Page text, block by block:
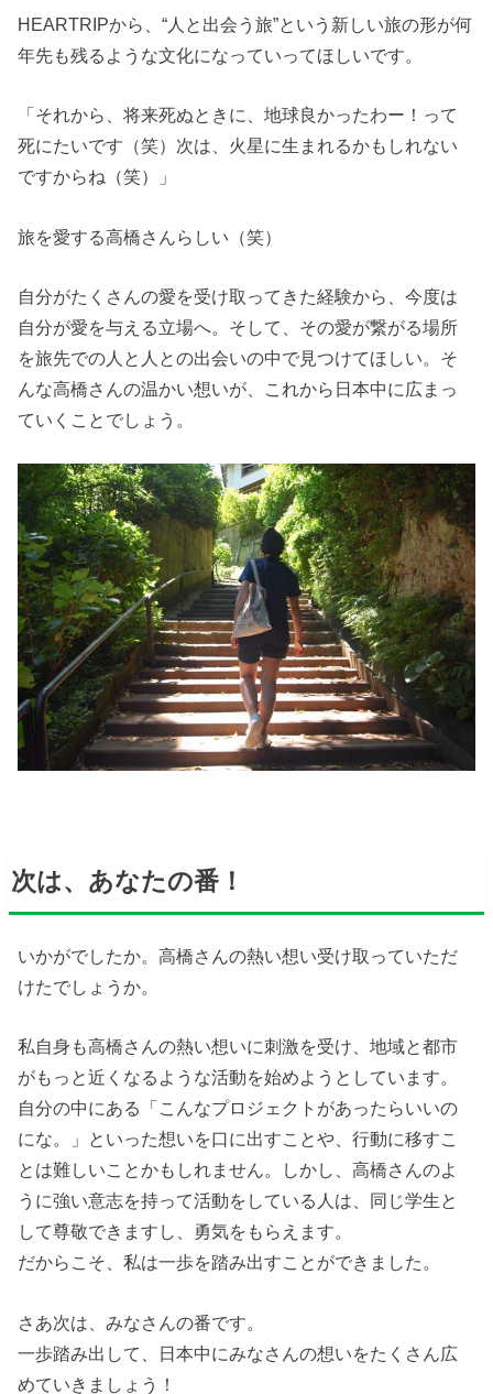
HEARTRIPから、“人と出会う旅”という新しい旅の形が何
年先も残るような文化になっていってほしいです。
「それから、将来死ぬときに、地球良かったわー！って
死にたいです（笑）次は、火星に生まれるかもしれない
ですからね（笑）」
旅を愛する高橋さんらしい（笑）
自分がたくさんの愛を受け取ってきた経験から、今度は
自分が愛を与える立場へ。そして、その愛が繋がる場所
を旅先での人と人との出会いの中で見つけてほしい。そ
んな高橋さんの温かい想いが、これから日本中に広まっ
ていくことでしょう。
次は、あなたの番！
いかがでしたか。高橋さんの熱い想い受け取っていただ
けたでしょうか。
私自身も高橋さんの熱い想いに刺激を受け、地域と都市
がもっと近くなるような活動を始めようとしています。
自分の中にある「こんなプロジェクトがあったらいいの
にな。」といった想いを口に出すことや、行動に移すこ
とは難しいことかもしれません。しかし、高橋さんのよ
うに強い意志を持って活動をしている人は、同じ学生と
して尊敬できますし、勇気をもらえます。
だからこそ、私は一歩を踏み出すことができました。
さあ次は、みなさんの番です。
一歩踏み出して、日本中にみなさんの想いをたくさん広
めていきましょう！